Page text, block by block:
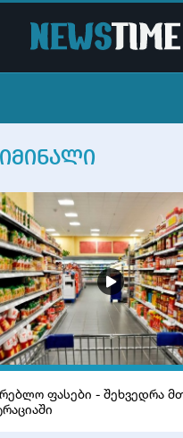
ფასები - შეხვედრა